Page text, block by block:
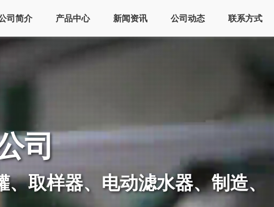
司简介 产品中心 新闻资讯 公司动态 联系方式
司
取样器、电动滤水器、制造、